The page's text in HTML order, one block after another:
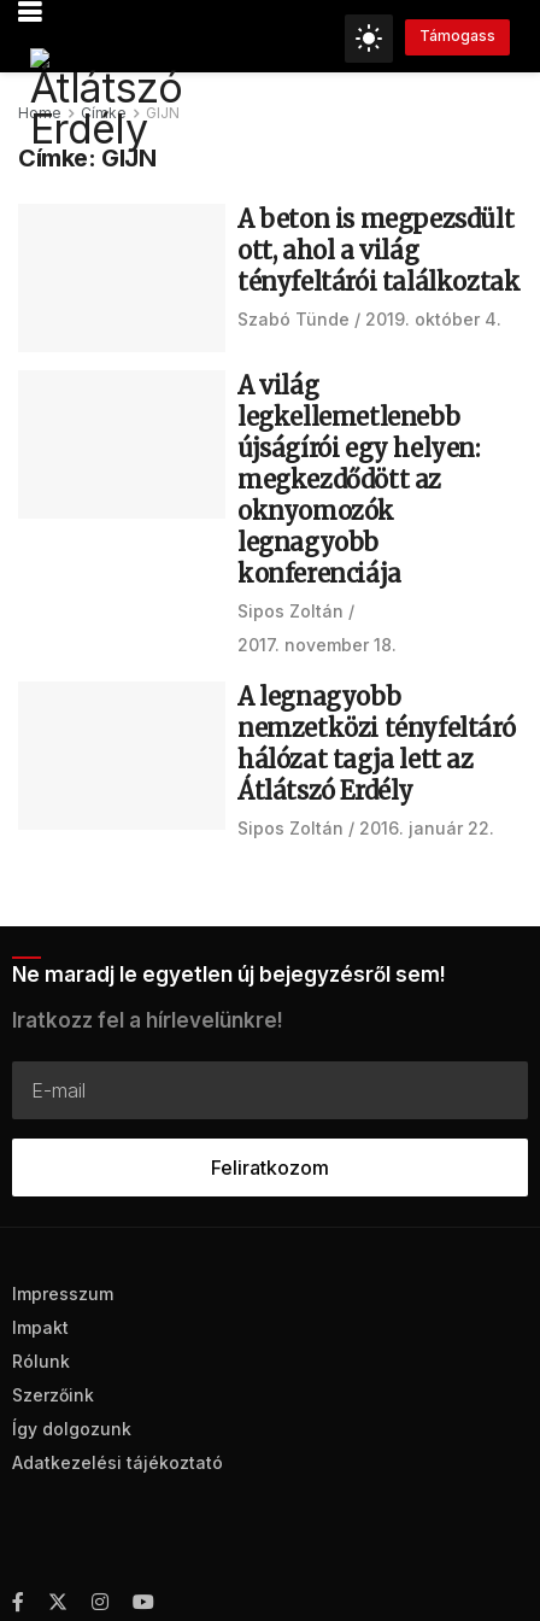
Támogass
Home Címke GIJN
Címke: GIJN
A beton is megpezsdült
ott, ahol a világ
tényfeltárói találkoztak
Szabó Tünde 2019. október 4.
A világ
legkellemetlenebb
újságírói egy helyen:
megkezdődött az
oknyomozók
legnagyobb
konferenciája
Sipos Zoltán
2017. november 18.
A legnagyobb
nemzetközi tényfeltáró
hálózat tagja lett az
Átlátszó Erdély
Sipos Zoltán 2016. január 22.
Ne maradj le egyetlen új bejegyzésről sem!
Iratkozz fel a hírlevelünkre!
Impresszum
Impakt
Rólunk
Szerzőink
Így dolgozunk
Adatkezelési tájékoztató